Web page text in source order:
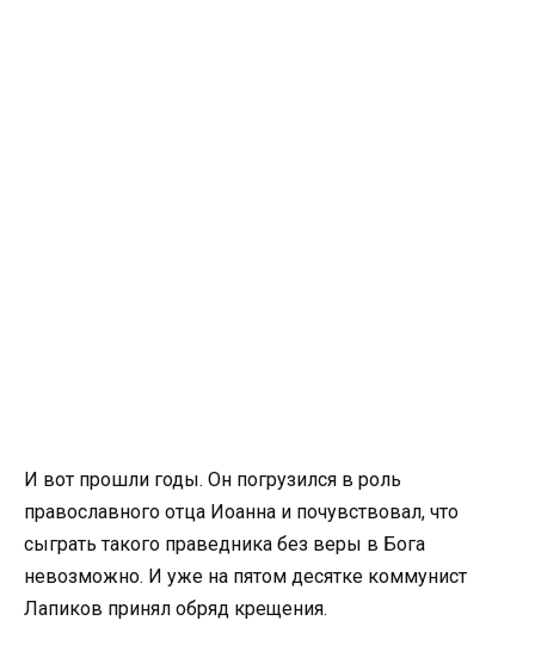
И вот прошли годы. Он погрузился в роль
православного отца Иоанна и почувствовал, что
сыграть такого праведника без веры в Бога
невозможно. И уже на пятом десятке коммунист
Лапиков принял обряд крещения.